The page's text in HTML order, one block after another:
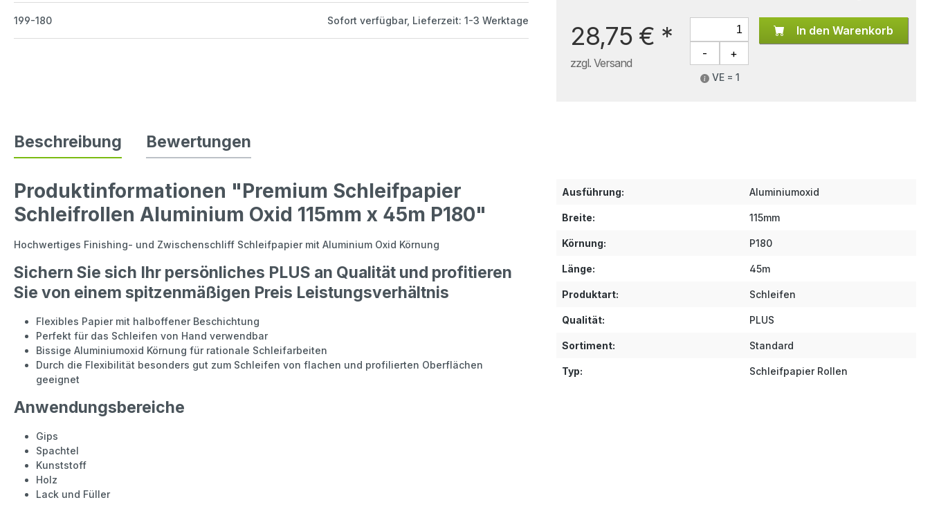
199-180 Sofort verfügbar, Lieferzeit: 1-3 Werktage
28,75 € *
zzgl. Versand
VE = 1
In den Warenkorb
Beschreibung Bewertungen
Produktinformationen "Premium Schleifpapier
Schleifrollen Aluminium Oxid 115mm x 45m P180"
Hochwertiges Finishing- und Zwischenschliff Schleifpapier mit Aluminium Oxid Körnung
Sichern Sie sich Ihr persönliches PLUS an Qualität und profitieren
Sie von einem spitzenmäßigen Preis Leistungsverhältnis
Flexibles Papier mit halboffener Beschichtung
Perfekt für das Schleifen von Hand verwendbar
Bissige Aluminiumoxid Körnung für rationale Schleifarbeiten
Durch die Flexibilität besonders gut zum Schleifen von flachen und profilierten Oberflächen
geeignet
Anwendungsbereiche
Gips
Spachtel
Kunststoff
Holz
Lack und Füller
Ausführung: Aluminiumoxid
Breite: 115mm
Körnung: P180
Länge: 45m
Produktart: Schleifen
Qualität: PLUS
Sortiment: Standard
Typ: Schleifpapier Rollen